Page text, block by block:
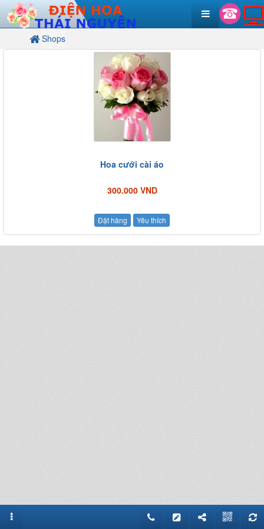
Shops
Hoa cưới cài áo
300.000 VND
Đặt hàng Yêu thích